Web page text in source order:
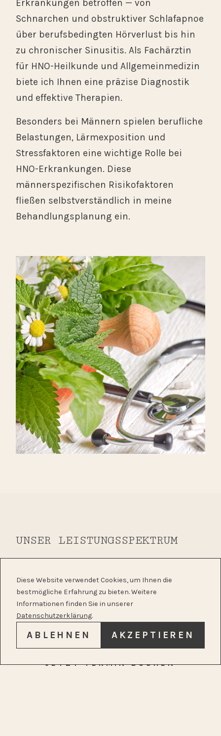
JETZT TERMIN BUCHEN
Erkrankungen betroffen — von
Schnarchen und obstruktiver Schlafapnoe
über berufsbedingten Hörverlust bis hin
zu chronischer Sinusitis. Als Fachärztin
für HNO-Heilkunde und Allgemeinmedizin
biete ich Ihnen eine präzise Diagnostik
und effektive Therapien.
Besonders bei Männern spielen berufliche
Belastungen, Lärmexposition und
Stressfaktoren eine wichtige Rolle bei
HNO-Erkrankungen. Diese
männerspezifischen Risikofaktoren
fließen selbstverständlich in meine
Behandlungsplanung ein.
UNSER LEISTUNGSSPEKTRUM
• Endoskopische Untersuchung von Nase,
Nasennebenhöhlen und Kehlkopf
• Audiometrie und Hördiagnostik
• Gleichgewichtsdiagnostik
• Allergietestung
• Stimm- und Schluckdiagnostik
Diese Website verwendet Cookies, um Ihnen die
bestmögliche Erfahrung zu bieten. Weitere
Informationen finden Sie in unserer
Datenschutzerklärung.
ABLEHNEN AKZEPTIEREN